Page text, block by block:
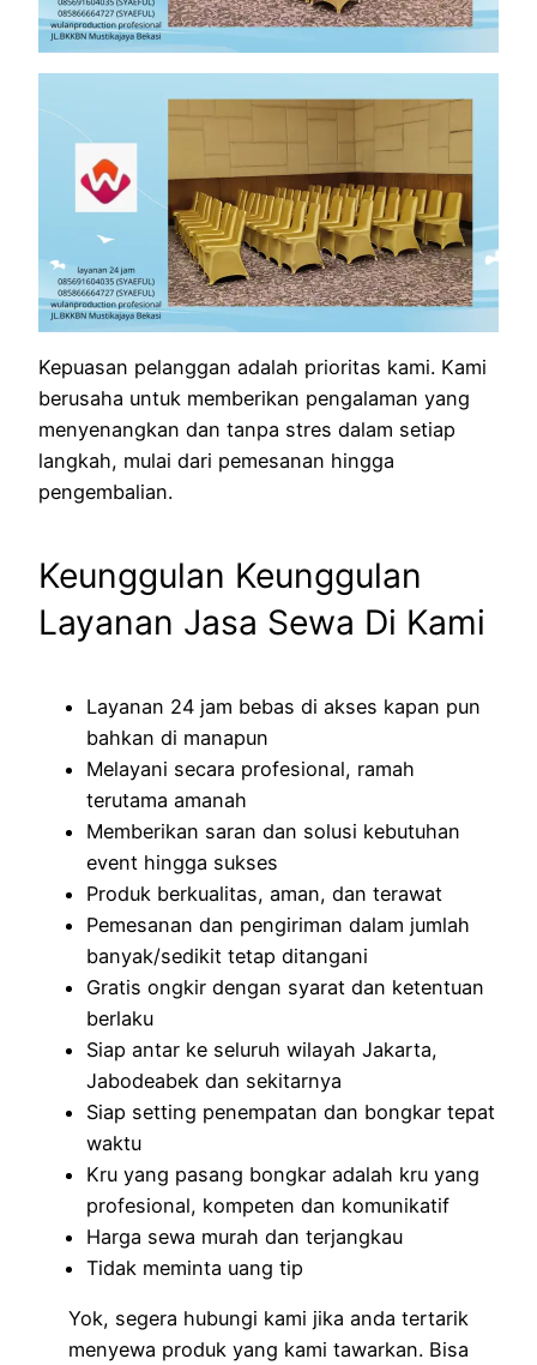
Kepuasan pelanggan adalah prioritas kami. Kami
berusaha untuk memberikan pengalaman yang
menyenangkan dan tanpa stres dalam setiap
langkah, mulai dari pemesanan hingga
pengembalian.
Keunggulan Keunggulan
Layanan Jasa Sewa Di Kami
Layanan 24 jam bebas di akses kapan pun
bahkan di manapun
Melayani secara profesional, ramah
terutama amanah
Memberikan saran dan solusi kebutuhan
event hingga sukses
Produk berkualitas, aman, dan terawat
Pemesanan dan pengiriman dalam jumlah
banyak/sedikit tetap ditangani
Gratis ongkir dengan syarat dan ketentuan
berlaku
Siap antar ke seluruh wilayah Jakarta,
Jabodeabek dan sekitarnya
Siap setting penempatan dan bongkar tepat
waktu
Kru yang pasang bongkar adalah kru yang
profesional, kompeten dan komunikatif
Harga sewa murah dan terjangkau
Tidak meminta uang tip
Yok, segera hubungi kami jika anda tertarik
menyewa produk yang kami tawarkan. Bisa